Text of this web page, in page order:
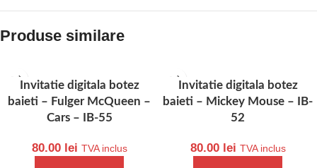
Produse similare
Invitatie digitala botez
baieti – Fulger McQueen –
Cars – IB-55
80.00 lei TVA inclus
Invitatie digitala botez
baieti – Mickey Mouse – IB-
52
80.00 lei TVA inclus